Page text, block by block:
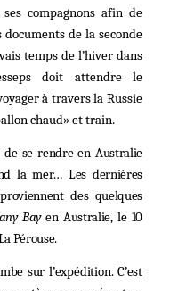
compagnons afin de
de la seconde
temps de l’hiver dans
doit attendre le
à travers la Russie
chaud» et train.
de se rendre en Australie
la mer… Les dernières
des quelques
Bayen Australie, le 10
Pérouse.
sur l’expédition. C’est